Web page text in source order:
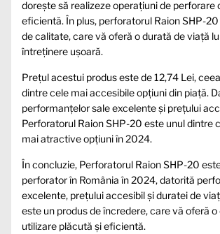
dorește să realizeze operațiuni de perforare
eficientă. În plus, perforatorul Raion SHP-
de calitate, care vă oferă o durată de viață
întreținere ușoară.
Prețul acestui produs este de 12,74 Lei,
dintre cele mai accesibile opțiuni din piață.
performanțelor sale excelente și prețului
Perforatorul Raion SHP-20 este unul dintre
mai atractive opțiuni în 2024.
În concluzie, Perforatorul Raion SHP-20
perforator în România în 2024, datorită
excelente, prețului accesibil și duratei de
este un produs de încredere, care vă oferă
utilizare plăcută și eficientă.